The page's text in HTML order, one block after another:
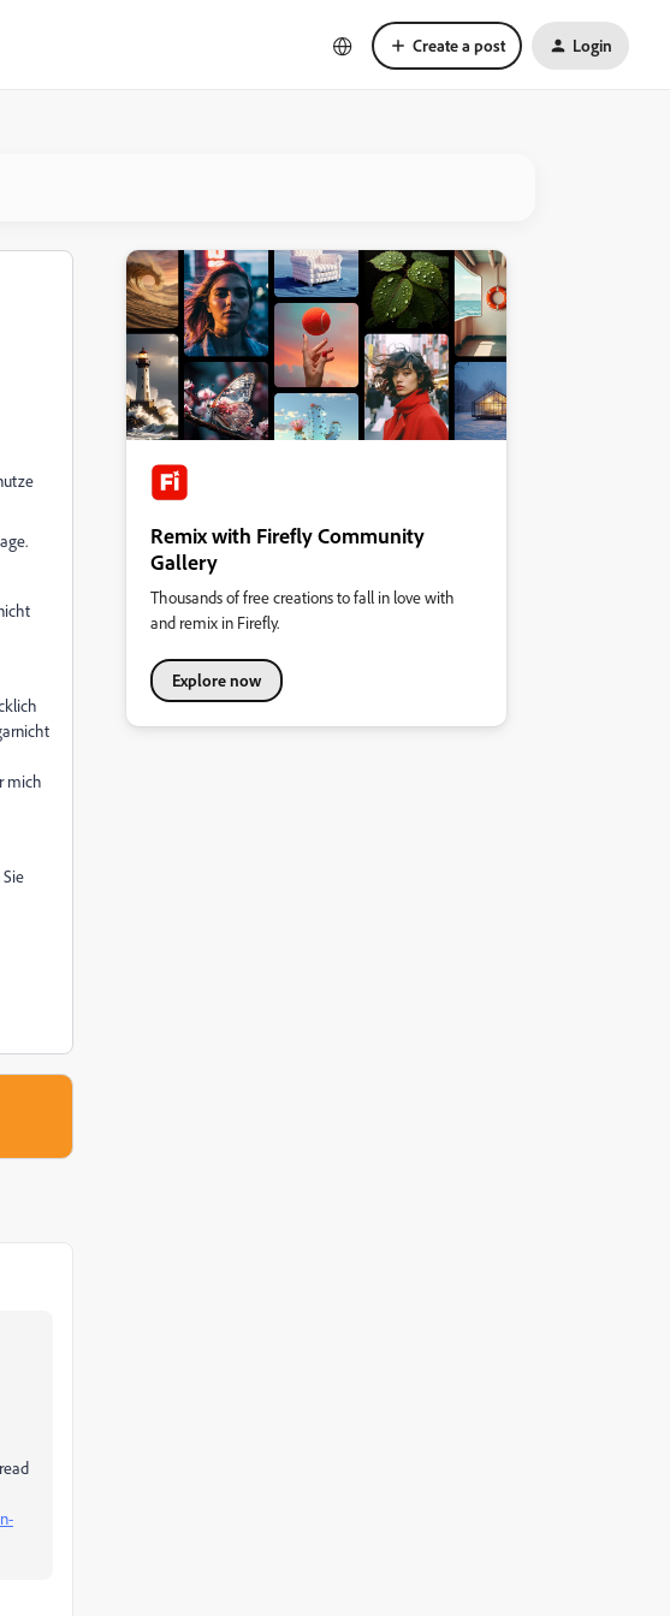
Create a post Login
mich
Remix with Firefly Community
Gallery
Thousands of free creations to fall in love with
and remix in Firefly.
Explore now